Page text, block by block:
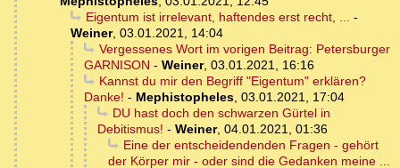
Eigentum ist irrelevant, haftendes erst recht, ... -
Weiner, 03.01.2021, 14:04
Vergessenes Wort im vorigen Beitrag: Petersburger
GARNISON - Weiner, 03.01.2021, 16:16
Kannst du mir den Begriff "Eigentum" erklären?
Danke! - Mephistopheles, 03.01.2021, 17:04
DU hast doch den schwarzen Gürtel in
Debitismus! - Weiner, 04.01.2021, 01:36
Eine der entscheidendenden Fragen - gehört
der Körper mir - oder sind die Gedanken meine ...